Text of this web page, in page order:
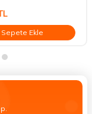
Sepete Ekle